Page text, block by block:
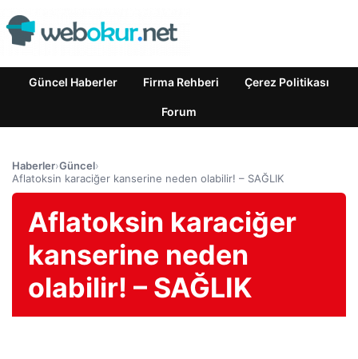
Güncel Haberler Firma Rehberi Çerez Politikası
Forum
Haberler›Güncel›
Aflatoksin karaciğer kanserine neden olabilir! – SAĞLIK
Aflatoksin karaciğer
kanserine neden
olabilir! – SAĞLIK